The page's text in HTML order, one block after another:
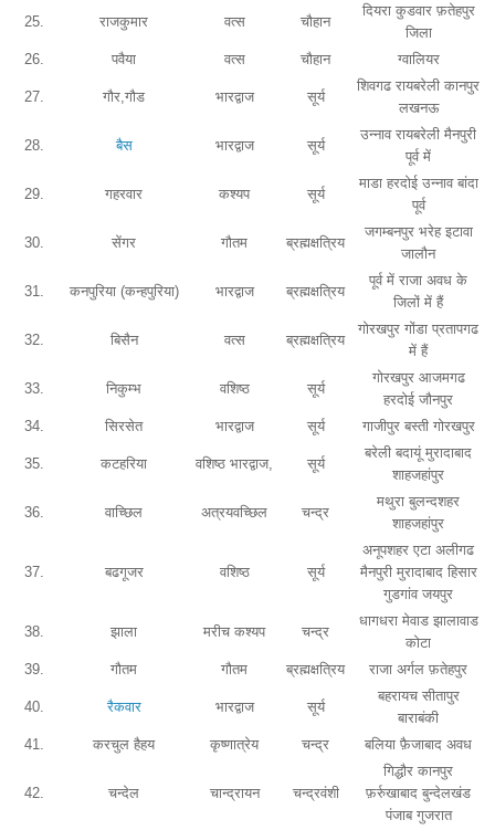
25. राजकुमार वत्स चौहान
दियरा कुडवार फ़तेहपुर
जिला
26.
पवैया वत्स चौहान ग्वालियर
27. गौर,गौड भारद्वाज सूर्य
शिवगढ रायबरेली कानपुर
लखनऊ
28. बैस भारद्वाज सूर्य
उन्नाव रायबरेली मैनपुरी
पूर्व में
29. गहरवार कश्यप सूर्य
माडा हरदोई उन्नाव बांदा
पूर्व
30. सेंगर गौतम ब्रह्मक्षत्रिय
जगम्बनपुर भरेह इटावा
जालौन
31. कनपुरिया (कन्हपुरिया) भारद्वाज ब्रह्मक्षत्रिय
पूर्व में राजा अवध के
जिलों में हैं
32. बिसैन वत्स ब्रह्मक्षत्रिय
गोरखपुर गोंडा प्रतापगढ
में हैं
33. निकुम्भ वशिष्ठ सूर्य
गोरखपुर आजमगढ
हरदोई जौनपुर
34.
सिरसेत भारद्वाज सूर्य गाजीपुर बस्ती गोरखपुर
35. कटहरिया वशिष्ठ भारद्वाज, सूर्य
बरेली बदायूं मुरादाबाद
शाहजहांपुर
36. वाच्छिल अत्रयवच्छिल चन्द्र
मथुरा बुलन्दशहर
शाहजहांपुर
37. बढगूजर वशिष्ठ सूर्य
अनूपशहर एटा अलीगढ
मैनपुरी मुरादाबाद हिसार
गुडगांव जयपुर
38. झाला मरीच कश्यप चन्द्र
धागधरा मेवाड झालावाड
कोटा
39.
गौतम गौतम ब्रह्मक्षत्रिय राजा अर्गल फ़तेहपुर
40. रैकवार भारद्वाज सूर्य
बहरायच सीतापुर
बाराबंकी
41.
करचुल हैहय कृष्णात्रेय चन्द्र बलिया फ़ैजाबाद अवध
42. चन्देल चान्द्रायन चन्द्रवंशी
गिद्धौर कानपुर
फ़र्रुखाबाद बुन्देलखंड
पंजाब गुजरात